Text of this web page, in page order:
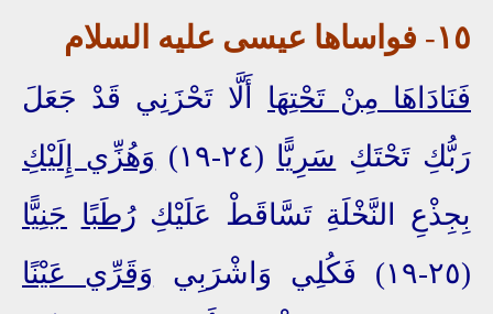
١٥- فواساها عيسى عليه السلام
فَنَادَاهَا مِنْ تَحْتِهَا
أَلَّا تَحْزَنِي قَدْ جَعَلَ
رَبُّكِ تَحْتَكِ سَرِيًّا (٢٤-١٩)
وَهُزِّي إِلَيْكِ
بِجِذْعِ النَّخْلَةِ تَسَّاقَطْ عَلَيْكِرُطَبًا جَنِيًّا
(٢٥-١٩) فَكُلِي وَاشْرَبِي
وَقَرِّي عَيْنًا